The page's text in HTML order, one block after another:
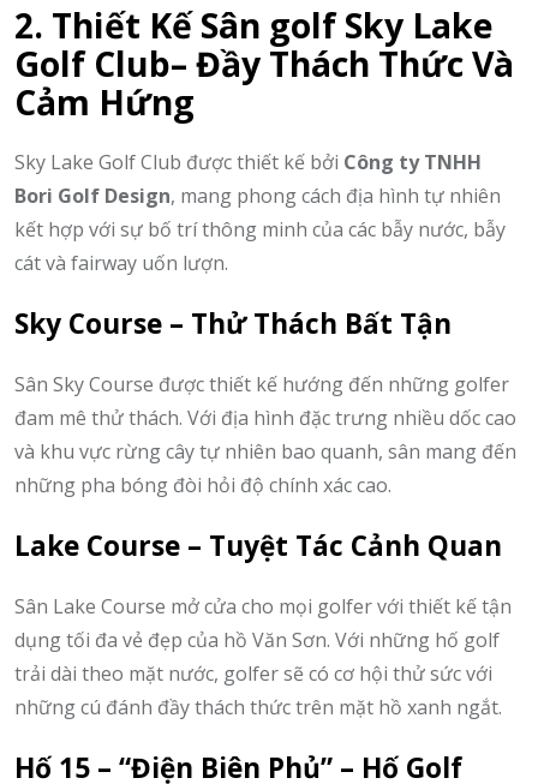
2. Thiết Kế Sân golf Sky Lake
Golf Club– Đầy Thách Thức Và
Cảm Hứng
Sky Lake Golf Club được thiết kế bởi Công ty TNHH
Bori Golf Design, mang phong cách địa hình tự nhiên
kết hợp với sự bố trí thông minh của các bẫy nước, bẫy
cát và fairway uốn lượn.
Sky Course – Thử Thách Bất Tận
Sân Sky Course được thiết kế hướng đến những golfer
đam mê thử thách. Với địa hình đặc trưng nhiều dốc cao
và khu vực rừng cây tự nhiên bao quanh, sân mang đến
những pha bóng đòi hỏi độ chính xác cao.
Lake Course – Tuyệt Tác Cảnh Quan
Sân Lake Course mở cửa cho mọi golfer với thiết kế tận
dụng tối đa vẻ đẹp của hồ Văn Sơn. Với những hố golf
trải dài theo mặt nước, golfer sẽ có cơ hội thử sức với
những cú đánh đầy thách thức trên mặt hồ xanh ngắt.
Hố 15 – “Điện Biên Phủ” – Hố Golf